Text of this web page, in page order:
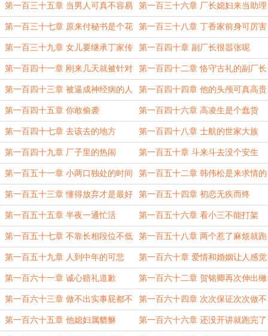
的神经病
第一百三十五章 当男人可真不容易 第一百三十六章 厂长媳妇来当助理
了
第一百三十七章 原来付秘书是个花
花公子
第一百三十八章 丁香家前身可厉害
了
第一百三十九章 女儿要继承丁家传
承的
第一百四十章 副厂长很嚣张呢
第一百四十一章 刚来几天就被针对
了
第一百四十二章 恪守古礼的副厂长
第一百四十三章 被逼成神经病的人 第一百四十四章 他的头颅可真高贵
第一百四十五章 你敢偷袭 第一百四十六章 高凌生是个蠢货
第一百四十七章 去该去的地方 第一百四十八章 士航的世家大族
第一百四十九章 厂子里的热闹 第一百五十章 斗来斗去没个安生
第一百五十一章 小两口独处的时间
不能被打扰
第一百五十二章 韩伟松是来求情的
第一百五十三章 懂得放弃才是最好
的选择
第一百五十四章 初恋无疾而终
第一百五十五章 半夜一通忙活 第一百五十六章 看小三不能打架
第一百五十七章 不靠长相段位不低
的白莲
第一百五十八章 两个惹了麻烦就跑
的人
第一百五十九章 人到中年的可悲 第一百六十章 爱情和婚姻让人感觉
可怕
第一百六十一章 诚心赔礼道歉 第一百六十二章 贺铭卿再次伸出橄
榄枝
第一百六十三章 做不出实事屁都不
是
第一百六十四章 次次保证次次做不
到
第一百六十五章 他媳妇属貔貅 第一百六十六章 还没开讲就跑完了